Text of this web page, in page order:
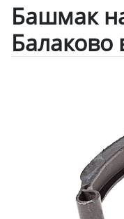
Башмак
Балаково